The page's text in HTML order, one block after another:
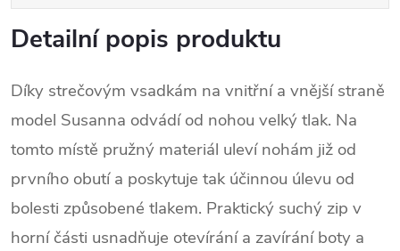
Detailní popis produktu
Díky strečovým vsadkám na vnitřní a vnější straně
model Susanna odvádí od nohou velký tlak. Na
tomto místě pružný materiál uleví nohám již od
prvního obutí a poskytuje tak účinnou úlevu od
bolesti způsobené tlakem. Praktický suchý zip v
horní části usnadňuje otevírání a zavírání boty a